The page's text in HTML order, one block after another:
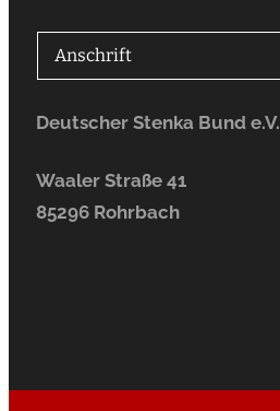
Anschrift
Deutscher Stenka Bund e.V.
Waaler Straße 41
85296 Rohrbach